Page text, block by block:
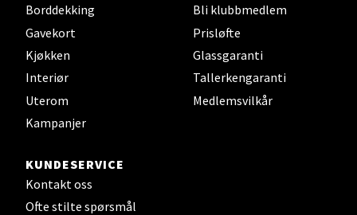
Borddekking
Gavekort
Kjøkken
Interiør
Uterom
Kampanjer
Bli klubbmedlem
Prisløfte
Glassgaranti
Tallerkengaranti
Medlemsvilkår
KUNDESERVICE
Kontakt oss
Ofte stilte spørsmål
Leirvik - Stord
Torgbakken 2, 5401 Stord
Åpent i dag 10-17
0 i butikk